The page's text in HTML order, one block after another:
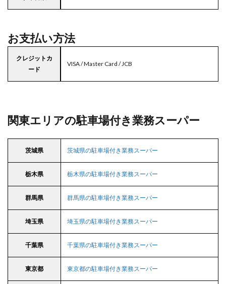
お支払い方法
クレジットカ
ード
VISA / Master Card / JCB
関東エリアの駐車場付き業務スーパー
茨城県 茨城県の駐車場付き業務スーパー
栃木県 栃木県の駐車場付き業務スーパー
群馬県 群馬県の駐車場付き業務スーパー
埼玉県 埼玉県の駐車場付き業務スーパー
千葉県 千葉県の駐車場付き業務スーパー
東京都 東京都の駐車場付き業務スーパー